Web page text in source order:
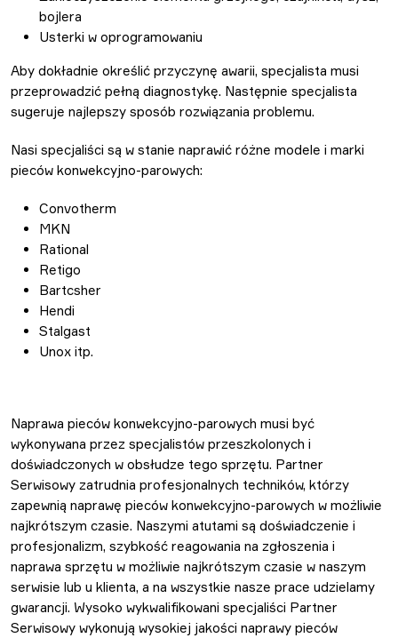
bojlera
Usterki w oprogramowaniu
Aby dokładnie określić przyczynę awarii, specjalista musi
przeprowadzić pełną diagnostykę. Następnie specjalista
sugeruje najlepszy sposób rozwiązania problemu.
Nasi specjaliści są w stanie naprawić różne modele i marki
pieców konwekcyjno-parowych:
Convotherm
MKN
Rational
Retigo
Bartcsher
Hendi
Stalgast
Unox itp.
Naprawa pieców konwekcyjno-parowych musi być
wykonywana przez specjalistów przeszkolonych i
doświadczonych w obsłudze tego sprzętu. Partner
Serwisowy zatrudnia profesjonalnych techników, którzy
zapewnią naprawę pieców konwekcyjno-parowych w możliwie
najkrótszym czasie. Naszymi atutami są doświadczenie i
profesjonalizm, szybkość reagowania na zgłoszenia i
naprawa sprzętu w możliwie najkrótszym czasie w naszym
serwisie lub u klienta, a na wszystkie nasze prace udzielamy
gwarancji. Wysoko wykwalifikowani specjaliści Partner
Serwisowy wykonują wysokiej jakości naprawy pieców